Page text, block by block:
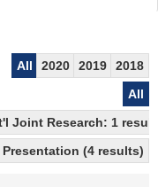
All 2020 2019
2018
All
Joint Research: 1
Presentation (4 results)